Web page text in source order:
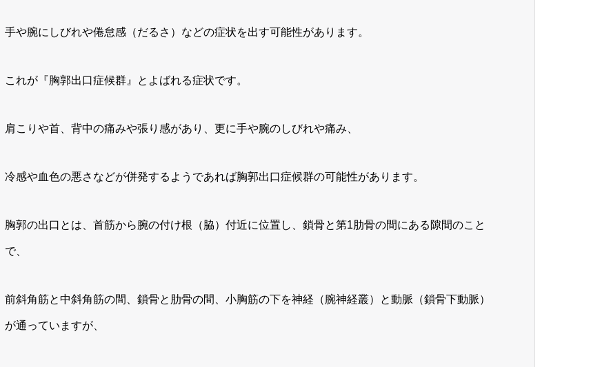
手や腕にしびれや倦怠感（だるさ）などの症状を出す可能性があります。
これが『胸郭出口症候群』とよばれる症状です。
肩こりや首、背中の痛みや張り感があり、更に手や腕のしびれや痛み、
冷感や血色の悪さなどが併発するようであれば胸郭出口症候群の可能性があります。
胸郭の出口とは、首筋から腕の付け根（脇）付近に位置し、鎖骨と第1肋骨の間にある隙間のこと
で、
前斜角筋と中斜角筋の間、鎖骨と肋骨の間、小胸筋の下を神経（腕神経叢）と動脈（鎖骨下動脈）
が通っていますが、